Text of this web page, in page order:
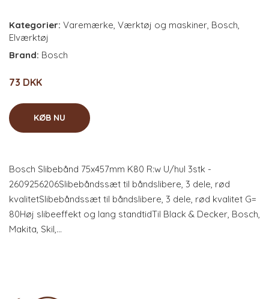
Kategorier: Varemærke, Værktøj og maskiner, Bosch,
Elværktøj
Brand: Bosch
73 DKK
KØB NU
Bosch Slibebånd 75x457mm K80 R:w U/hul 3stk -
2609256206Slibebåndssæt til båndslibere, 3 dele, rød
kvalitetSlibebåndssæt til båndslibere, 3 dele, rød kvalitet G=
80Høj slibeeffekt og lang standtidTil Black & Decker, Bosch,
Makita, Skil,…